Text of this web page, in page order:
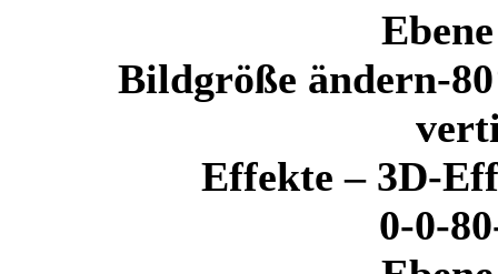
Bildgröße ändern-
Effekte – 3D-
0-0-